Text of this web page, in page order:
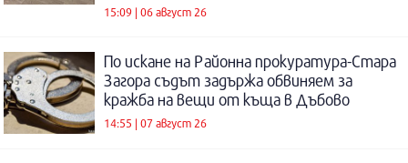
15:09 | 06 август 26
По искане на Районна прокуратура-Стара
Загора съдът задържа обвиняем за
кражба на вещи от къща в Дъбово
14:55 | 07 август 26